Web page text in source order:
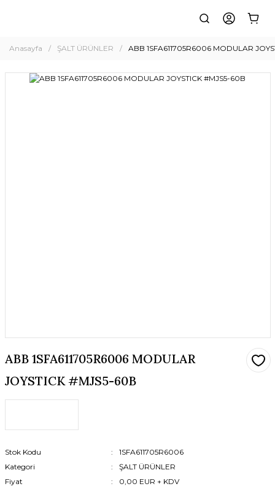
Anasayfa ŞALT ÜRÜNLER ABB 1SFA611705R6006 MODULAR
ABB 1SFA611705R6006 MODULAR
JOYSTICK #MJS5-60B
Stok Kodu
1SFA611705R6006
Kategori
ŞALT ÜRÜNLER
Fiyat
0,00 EUR + KDV